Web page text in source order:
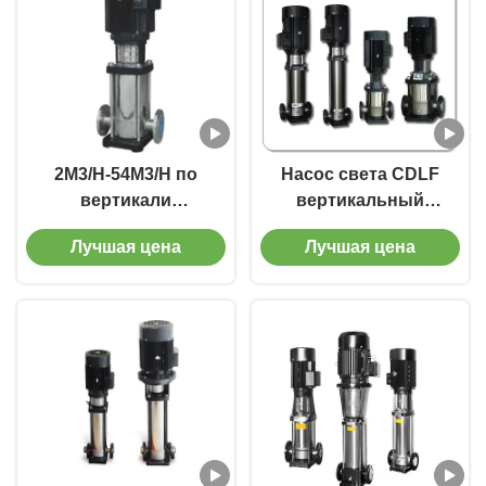
2M3/H-54M3/H по
вертикали
многошаговый
центробежный насос
Лучшая цена
Насос света CDLF
вертикальный
многошаговый
центробежный для
Лучшая цена